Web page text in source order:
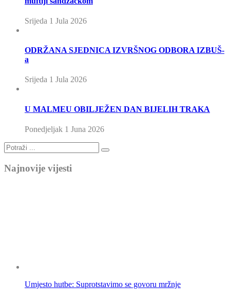
Srijeda 1 Jula 2026
ODRŽANA SJEDNICA IZVRŠNOG ODBORA IZBUŠ-
a
Srijeda 1 Jula 2026
U MALMEU OBILJEŽEN DAN BIJELIH TRAKA
Ponedjeljak 1 Juna 2026
Najnovije vijesti
Umjesto hutbe: Suprotstavimo se govoru mržnje